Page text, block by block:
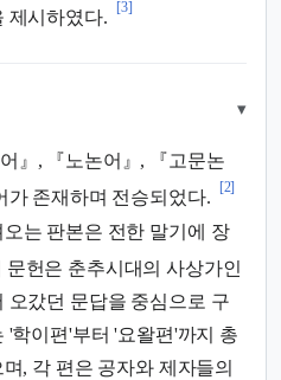
제시하였다.
[3]
▾
』, 『노논어』, 『고문논
가 존재하며 전승되었다.
[2]
는 판본은 전한 말기에 장
문헌은 춘추시대의 사상가인
오갔던 문답을 중심으로 구
'학이편'부터 '요왈편'까지 총
, 각 편은 공자와 제자들의